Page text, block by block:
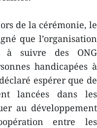
de la cérémonie, le
que l’organisation
à suivre des ONG
handicapées à
espérer que de
lancées dans les
au développement
entre les